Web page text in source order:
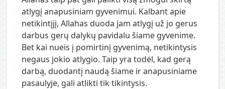
atlygį anapusiniam gyvenimui. Kalbant apie
netikintįjį, Allahas duoda jam atlygį už jo gerus
darbus gerų dalykų pavidalu šiame gyvenime.
Bet kai nueis į pomirtinį gyvenimą, netikintysis
negaus jokio atlygio. Taip yra todėl, kad gerą
darbą, duodantį naudą šiame ir anapusiniame
pasaulyje, gali atlikti tik tikintysis.